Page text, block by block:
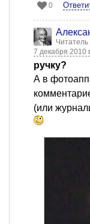
0
Читатель
7 декабря 2010
ручку?
А в
(или